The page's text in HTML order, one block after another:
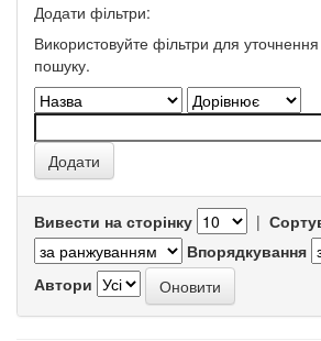
Додати фільтри:
Використовуйте фільтри для уточнення
пошуку.
Вивести на сторінку |
Впорядкування
Автори